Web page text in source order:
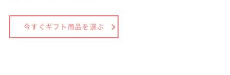
今すぐギフト商品を選ぶ